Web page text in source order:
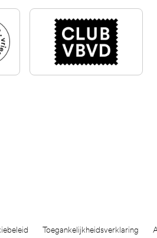
Toegankelijkheidsverklaring